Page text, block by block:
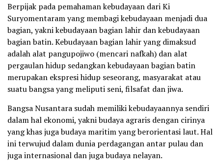
Berpijak pada pemahaman kebudayaan dari Ki
Suryomentaram yang membagi kebudayaan menjadi dua
bagian, yakni kebudayaan bagian lahir dan kebudayaan
bagian batin. Kebudayaan bagian lahir yang dimaksud
adalah alat pangupojiwo (mencari nafkah) dan alat
pergaulan hidup sedangkan kebudayaan bagian batin
merupakan ekspresi hidup seseorang, masyarakat atau
suatu bangsa yang meliputi seni, filsafat dan jiwa.
Bangsa Nusantara sudah memiliki kebudayaannya sendiri
dalam hal ekonomi, yakni budaya agraris dengan cirinya
yang khas juga budaya maritim yang berorientasi laut. Hal
ini terwujud dalam dunia perdagangan antar pulau dan
juga internasional dan juga budaya nelayan.